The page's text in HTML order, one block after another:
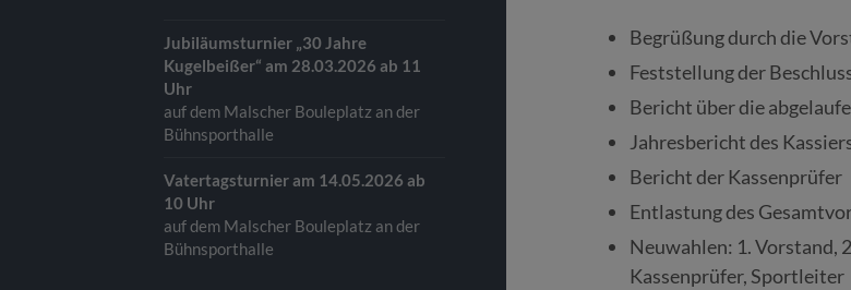
Jubiläumsturnier „30 Jahre
Kugelbeißer“ am 28.03.2026 ab 11
Uhr
auf dem Malscher Bouleplatz an der
Bühnsporthalle
Vatertagsturnier am 14.05.2026 ab
10 Uhr
auf dem Malscher Bouleplatz an der
Bühnsporthalle
Begrüßung durch die
Feststellung der
Bericht über die
Jahresbericht des
Bericht der Kassenprüfer
Entlastung des
Neuwahlen: 1. Vorstand,
Kassenprüfer, Sportleiter